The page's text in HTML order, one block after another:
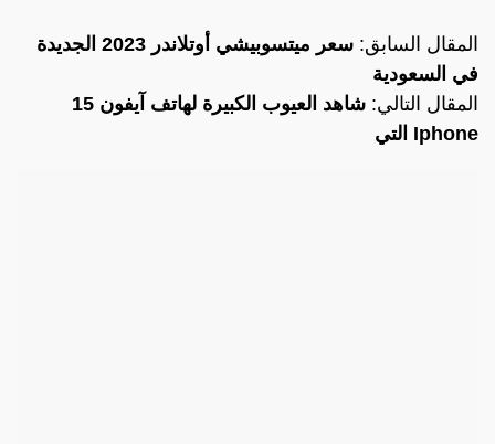
المقال السابق:
سعر ميتسوبيشي أوتلاندر 2023 الجديدة
في السعودية
المقال التالي:
شاهد العيوب الكبيرة لهاتف آيفون 15
Iphone التي